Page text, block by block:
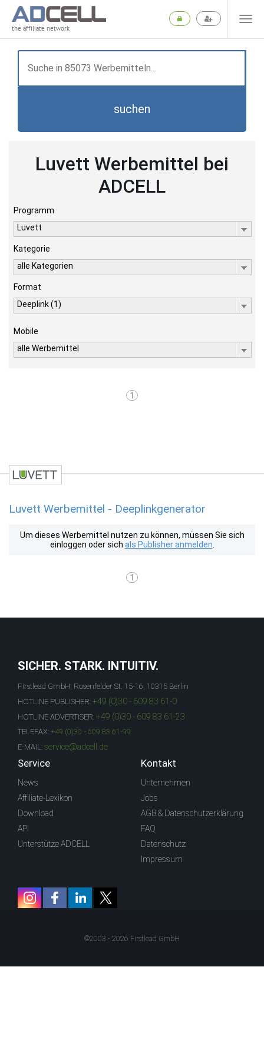
the affiliate network
suchen
Luvett Werbemittel bei
ADCELL
Programm
Luvett
Kategorie
alle Kategorien
Format
Deeplink (1)
Mobile
alle Werbemittel
1
Luvett Werbemittel - Deeplinkgenerator
Um dieses Werbemittel nutzen zu können, müssen Sie sich
einloggen oder sich als Publisher anmelden
1
SICHER. STARK. INTUITIV.
Firstlead GmbH, Rosenfelder St. 15-16, 10315 Berlin
HOTLINE PUBLISHER: +49 (0)30 - 609 83 61-0
HOTLINE ADVERTISER: +49 (0)30 - 609 83 61-23
TELEFAX: +49 (0)30 - 609 83 61-99
E-MAIL: service@adcell.de
Service
News
Affiliate-Lexikon
Download
API
Unterstütze ADCELL
Kontakt
Unternehmen
Jobs
AGB & Datenschutzerklärung
FAQ
Datenschutz
Impressum
©2003 - 2026 Firstlead GmbH